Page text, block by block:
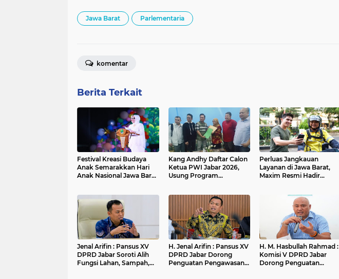
Jawa Barat Parlementaria
komentar
Berita Terkait
Festival Kreasi Budaya
Anak Semarakkan Hari
Anak Nasional Jawa Barat
Budaya Sunda
Kang Andhy Daftar Calon
Ketua PWI Jabar 2026,
Usung Program
Perluas Jangkauan
Layanan di Jawa Barat,
Maxim Resmi Hadir
Jenal Arifin : Pansus XV
DPRD Jabar Soroti Alih
Fungsi Lahan, Sampah,
H. Jenal Arifin : Pansus XV
DPRD Jabar Dorong
Penguatan Pengawasan
H. M. Hasbullah Rahmad :
Komisi V DPRD Jabar
Dorong Penguatan